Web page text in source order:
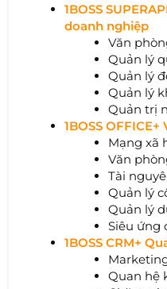
1BOSS
doanh nghiệp
Văn
Quản lý
Quản lý
Quản lý
Quản trị
1BOSS
Mạng xã
Văn
Tài
Quản lý
Quản lý
Siêu ứng
1BOSS CRM+
Quan hệ